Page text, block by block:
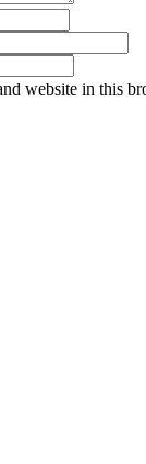
website in this